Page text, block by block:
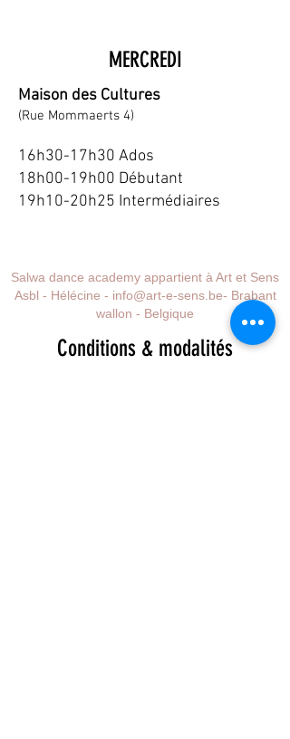
MERCREDI
Maison des Cultures
(Rue Mommaerts 4)
16h30-17h30 Ados
18h00-19h00 Débutant
19h10-20h25 Intermédiaires
Salwa dance academy appartient à Art et Sens
Asbl - Hélécine - info@art-e-sens.be- Brabant
wallon - Belgique
Conditions & modalités